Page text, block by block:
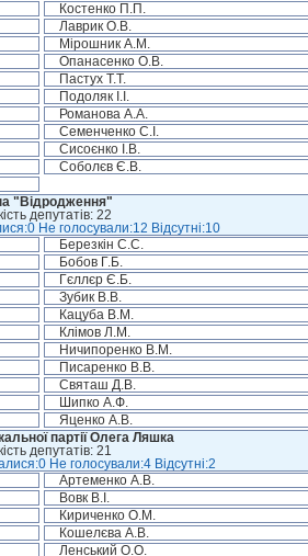
Костенко П.П.
Лаврик О.В.
Мірошник А.М.
Опанасенко О.В.
Пастух Т.Т.
Подоляк І.І.
Романова А.А.
Семенченко С.І.
Сисоєнко І.В.
Соболєв Є.В.
"Відродження"
депутатів: 22
Не голосували:12 Відсутні:10
Березкін С.С.
Бобов Г.Б.
Гєллєр Є.Б.
Зубик В.В.
Кацуба В.М.
Клімов Л.М.
Ничипоренко В.М.
Писаренко В.В.
Святаш Д.В.
Шипко А.Ф.
Яценко А.В.
партії Олега Ляшка
депутатів: 21
Не голосували:4 Відсутні:2
Артеменко А.В.
Вовк В.І.
Кириченко О.М.
Кошелєва А.В.
Ленський О.О.